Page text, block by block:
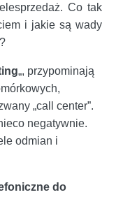
Co tak
i jakie są wady
?
„, przypominają
„call center”.
negatywnie.
odmian i
do